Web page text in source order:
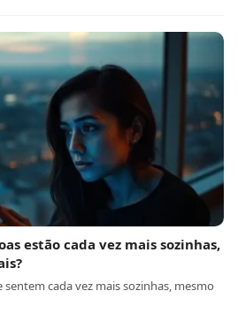
estão cada vez mais sozinhas,
sentem cada vez mais sozinhas, mesmo